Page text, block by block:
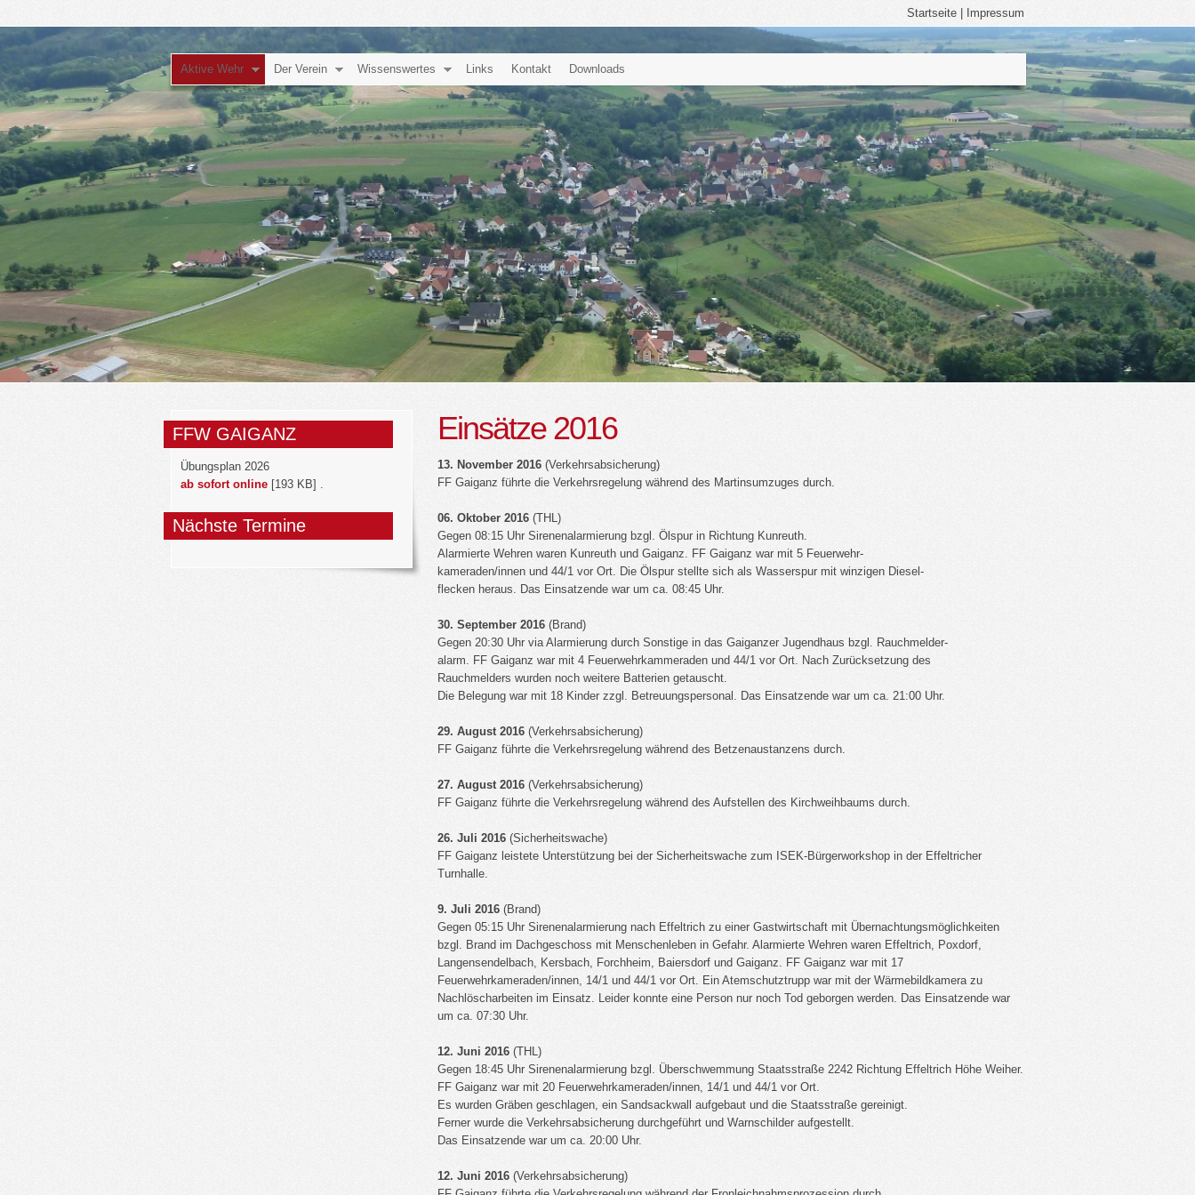
Startseite Impressum
Aktive Wehr Der Verein Wissenswertes Links Kontakt Downloads
Einsätze 2016
13. November 2016 (Verkehrsabsicherung)
FF Gaiganz führte die Verkehrsregelung während des Martinsumzuges durch.
06. Oktober 2016 (THL)
Gegen 08:15 Uhr Sirenenalarmierung bzgl. Ölspur in Richtung Kunreuth.
Alarmierte Wehren waren Kunreuth und Gaiganz. FF Gaiganz war mit 5 Feuerwehr-
kameraden/innen und 44/1 vor Ort. Die Ölspur stellte sich als Wasserspur mit winzigen Diesel-
flecken heraus. Das Einsatzende war um ca. 08:45 Uhr.
30. September 2016 (Brand)
Gegen 20:30 Uhr via Alarmierung durch Sonstige in das Gaiganzer Jugendhaus bzgl. Rauchmelder-
alarm. FF Gaiganz war mit 4 Feuerwehrkammeraden und 44/1 vor Ort. Nach Zurücksetzung des
Rauchmelders wurden noch weitere Batterien getauscht.
Die Belegung war mit 18 Kinder zzgl. Betreuungspersonal. Das Einsatzende war um ca. 21:00 Uhr.
29. August 2016 (Verkehrsabsicherung)
FF Gaiganz führte die Verkehrsregelung während des Betzenaustanzens durch.
27. August 2016 (Verkehrsabsicherung)
FF Gaiganz führte die Verkehrsregelung während des Aufstellen des Kirchweihbaums durch.
26. Juli 2016 (Sicherheitswache)
FF Gaiganz leistete Unterstützung bei der Sicherheitswache zum ISEK-Bürgerworkshop in der Effeltricher
Turnhalle.
9. Juli 2016 (Brand)
Gegen 05:15 Uhr Sirenenalarmierung nach Effeltrich zu einer Gastwirtschaft mit Übernachtungsmöglichkeiten
bzgl. Brand im Dachgeschoss mit Menschenleben in Gefahr. Alarmierte Wehren waren Effeltrich, Poxdorf,
Langensendelbach, Kersbach, Forchheim, Baiersdorf und Gaiganz. FF Gaiganz war mit 17
Feuerwehrkameraden/innen, 14/1 und 44/1 vor Ort. Ein Atemschutztrupp war mit der Wärmebildkamera zu
Nachlöscharbeiten im Einsatz. Leider konnte eine Person nur noch Tod geborgen werden. Das Einsatzende war
um ca. 07:30 Uhr.
12. Juni 2016 (THL)
Gegen 18:45 Uhr Sirenenalarmierung bzgl. Überschwemmung Staatsstraße 2242 Richtung Effeltrich Höhe Weiher.
FF Gaiganz war mit 20 Feuerwehrkameraden/innen, 14/1 und 44/1 vor Ort.
Es wurden Gräben geschlagen, ein Sandsackwall aufgebaut und die Staatsstraße gereinigt.
Ferner wurde die Verkehrsabsicherung durchgeführt und Warnschilder aufgestellt.
Das Einsatzende war um ca. 20:00 Uhr.
12. Juni 2016 (Verkehrsabsicherung)
FFW GAIGANZ
Übungsplan 2026
ab sofort online [193 KB] .
Nächste Termine